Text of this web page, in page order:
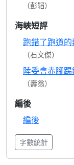
（彭韜）
海峽短評
跑錯了跑道的
（石文傑）
陸委會赤腳
（壽翁）
編後
編後
字數統計